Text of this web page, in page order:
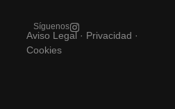
Síguenos
Aviso Legal· Privacidad ·
Cookies